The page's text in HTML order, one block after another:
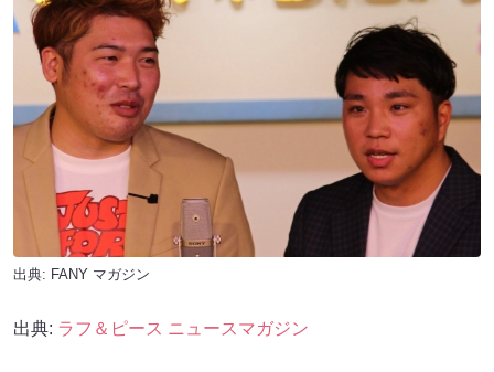
出典: FANY マガジン
出典: ラフ＆ピース ニュースマガジン